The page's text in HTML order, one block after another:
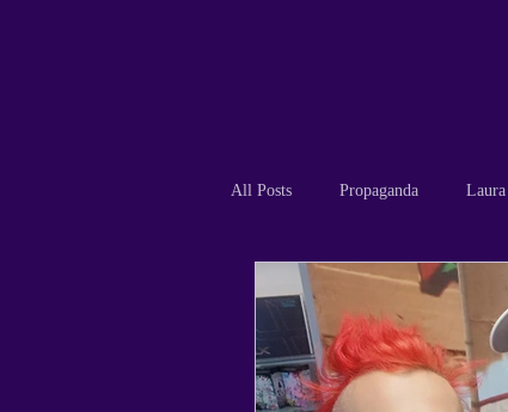
All Posts Propaganda